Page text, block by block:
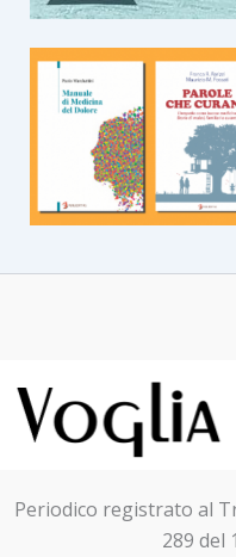
Periodico registrato al
289 del